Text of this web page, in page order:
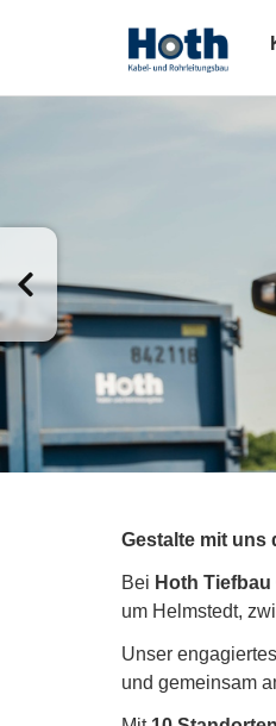
Gestalte mit uns
Bei Hoth
um Helmstedt,
Unser
und gemeinsam